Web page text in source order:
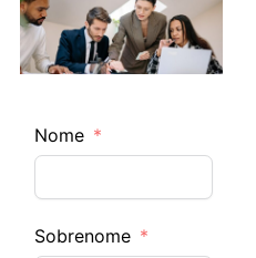
Nome
Sobrenome